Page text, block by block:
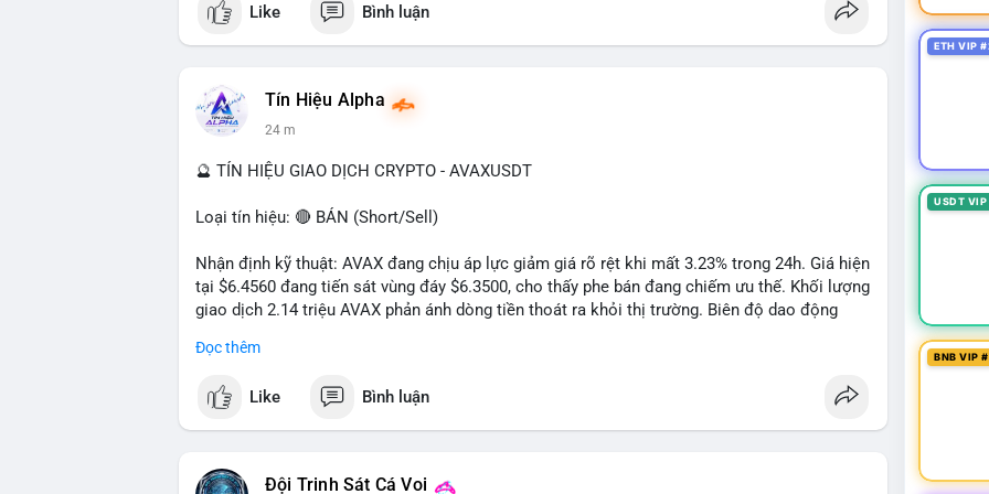
Like Bình luận
Tín Hiệu Alpha
24 m
🔮 TÍN HIỆU GIAO DỊCH CRYPTO - AVAXUSDT
Loại tín hiệu: 🔴 BÁN (Short/Sell)
Nhận định kỹ thuật: AVAX đang chịu áp lực giảm giá rõ rệt khi mất 3.23% trong 24h. Giá hiện
tại $6.4560 đang tiến sát vùng đáy $6.3500, cho thấy phe bán đang chiếm ưu thế. Khối lượng
giao dịch 2.14 triệu AVAX phản ánh dòng tiền thoát ra khỏi thị trường. Biên độ dao động
- Vùng Entry: $6.4500 - $6.4800
- Mục tiêu chốt lời (Take Profit - TP): TP1: $6.3500, TP2: $6.2800
Đọc thêm
Like Bình luận
Đội Trinh Sát Cá Voi
ETH VIP
USDT
BNB VIP